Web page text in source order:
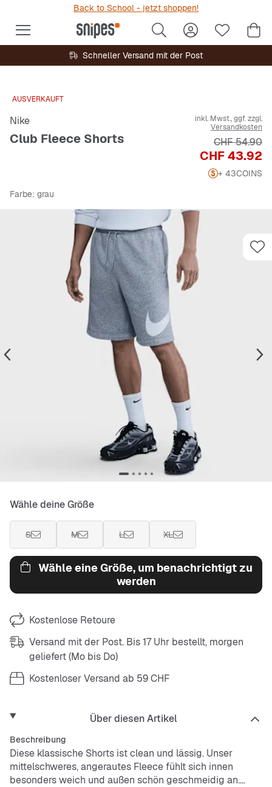
Back to School - jetzt shoppen!
Schneller Versand mit der Post
AUSVERKAUFT
Nike
Club Fleece Shorts
inkl. Mwst., ggf. zzgl.
Versandkosten
Preis
CHF 43.92
Originalpreis
CHF 54.90
+ 43COINS
Farbe: grau
Wähle deine Größe
S M L XL
Wähle eine Größe, um benachrichtigt zu
werden
Kostenlose Retoure
Versand mit der Post. Bis 17 Uhr bestellt, morgen
geliefert (Mo bis Do)
Kostenloser Versand ab 59 CHF
Über diesen Artikel
Beschreibung
Diese klassische Shorts ist clean und lässig. Unser
mittelschweres, angerautes Fleece fühlt sich innen
besonders weich und außen schön geschmeidig an.